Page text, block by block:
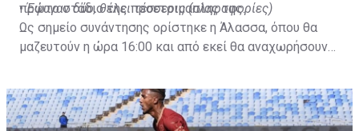
πρώτο στάδιο της προετοιμασίας της.
•Έφυγαν δύο, θέλει τέσσερις (πληροφορίες)
Ως σημείο συνάντησης ορίστηκε η Άλασσα, όπου θα
μαζευτούν η ώρα 16:00 και από εκεί θα αναχωρήσουν
δώοσυν το παρών τους στην απογευματινή προπόνηση
της ομάδας.